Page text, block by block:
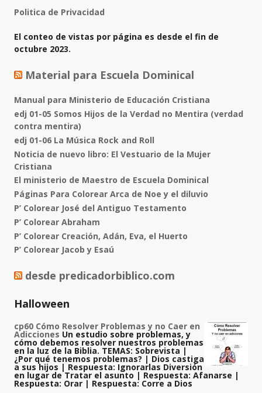
Politica de Privacidad
El conteo de vistas por página es desde el fin de
octubre 2023.
Material para Escuela Dominical
Manual para Ministerio de Educación Cristiana
edj 01-05 Somos Hijos de la Verdad no Mentira (verdad
contra mentira)
edj 01-06 La Música Rock and Roll
Noticia de nuevo libro: El Vestuario de la Mujer
Cristiana
El ministerio de Maestro de Escuela Dominical
Páginas Para Colorear Arca de Noe y el diluvio
P’ Colorear José del Antiguo Testamento
P’ Colorear Abraham
P’ Colorear Creación, Adán, Eva, el Huerto
P’ Colorear Jacob y Esaú
desde predicadorbiblico.com
Halloween
cp60 Cómo Resolver Problemas y no Caer en
Adicciones Un estudio sobre problemas, y
cómo debemos resolver nuestros problemas
en la luz de la Biblia. TEMAS: Sobrevista |
¿Por qué tenemos problemas? | Dios castiga
a sus hijos | Respuesta: Ignorarlas Diversión
en lugar de Tratar el asunto | Respuesta: Afanarse |
Respuesta: Orar | Respuesta: Corre a Dios